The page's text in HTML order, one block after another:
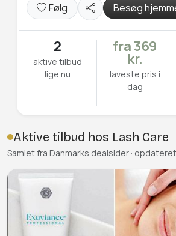
Følg Besøg
2
aktive tilbud
lige nu
fra 369
kr.
laveste pris i
dag
Aktive tilbud hos Lash Care
Samlet fra Danmarks dealsider ·